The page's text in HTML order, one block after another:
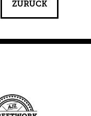
ZURÜCK